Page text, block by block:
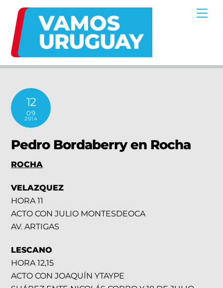
content
12
09
2014
Pedro Bordaberry en Rocha
ROCHA
VELAZQUEZ
HORA 11
ACTO CON JULIO MONTESDEOCA
AV. ARTIGAS
LESCANO
HORA 12,15
ACTO CON JOAQUÍN YTAYPE